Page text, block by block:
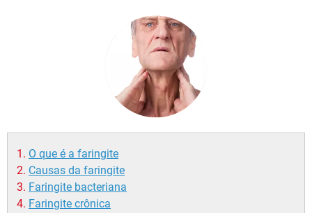
O que é a faringite
Causas da faringite
Faringite bacteriana
Faringite crônica